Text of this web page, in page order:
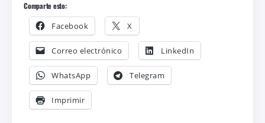
Comparte esto:
Facebook X
Correo electrónico LinkedIn
WhatsApp Telegram
Imprimir